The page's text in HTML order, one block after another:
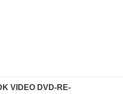
VIDEO DVD-RE-